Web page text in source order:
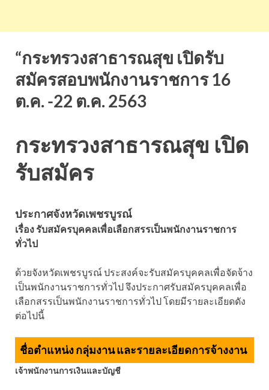
“กระทรวงสาธารณสุข เปิดรับ
สมัครสอบพนักงานราชการ 16
ต.ค. -22 ต.ค. 2563
กระทรวงสาธารณสุข เปิด
รับสมัคร
ประกาศจังหวัดเพชรบูรณ์
เรื่อง รับสมัครบุคคลเพื่อเลือกสรรเป็นพนักงานราชการ
ทั่วไป
ด้วยจังหวัดเพชรบูรณ์ ประสงค์จะรับสมัครบุคคลเพื่อจัดจ้าง
เป็นพนักงานราชการทั่วไป จึงประกาศรับสมัครบุคคลเพื่อ
เลือกสรรเป็นพนักงานราชการทั่วไป โดยมีรายละเอียดดัง
ต่อไปนี้
ชื่อตำแหน่ง กลุ่มงาน และรายละเอียดการจ้างงาน
เจ้าพนักงานการเงินและบัญชี